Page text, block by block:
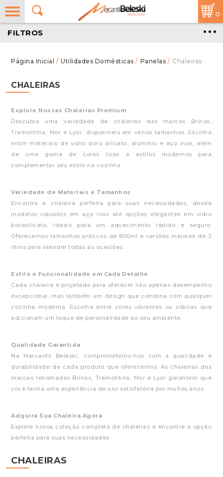
0
/ Utilidades Domésticas / Panelas / Chaleiras
FILTROS
CHALEIRAS
Explore Nossas Chaleiras Premium
Descubra uma variedade de chaleiras das marcas Brinox,
Tramontina, Mor e Lyor, disponíveis em vários tamanhos. Escolha
entre materiais de vidro boro silicato, alumínio e aço inox, além
de uma gama de cores lisas e estilos modernos para
complementar seu estilo na cozinha.
Variedade de Materiais e Tamanhos
Encontre a chaleira perfeita para suas necessidades, desde
modelos robustos em aço inox até opções elegantes em vidro
borosilicato, ideais para um aquecimento rápido e seguro.
Oferecemos tamanhos práticos de 800ml e versões maiores de 2
litros para atender todas as ocasiões.
Estilo e Funcionalidade em Cada Detalhe
Cada chaleira é projetada para oferecer não apenas desempenho
excepcional, mas também um design que combina com qualquer
cozinha moderna. Escolha entre cores vibrantes ou sóbrias que
adicionam um toque de personalidade ao seu ambiente.
Qualidade Garantida
Na Mercantil Beleski, comprometemo-nos com a qualidade e
durabilidade de cada produto que oferecemos. As chaleiras das
marcas renomadas Brinox, Tramontina, Mor e Lyor garantem que
você tenha uma experiência de uso satisfatória por muitos anos.
Adquira Sua Chaleira Agora
Explore nossa coleção completa de chaleiras e encontre a opção
perfeita para suas necessidades.
CHALEIRAS